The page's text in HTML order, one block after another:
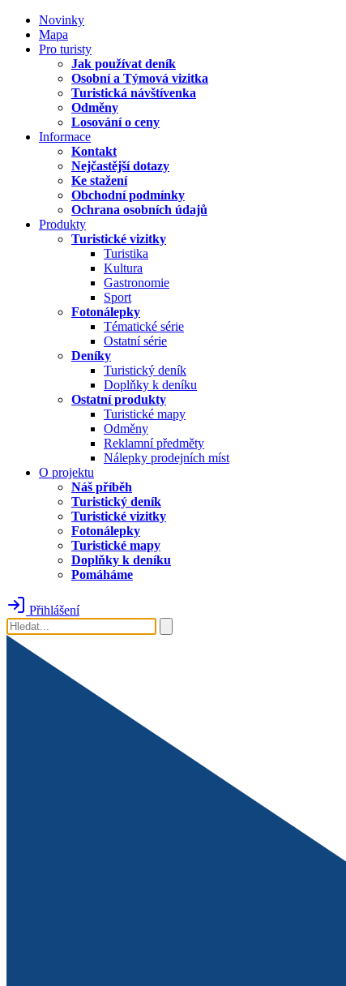
Novinky
Mapa
Pro turisty
Jak používat deník
Osobní a Týmová vizitka
Turistická návštívenka
Odměny
Losování o ceny
Informace
Kontakt
Nejčastější dotazy
Ke stažení
Obchodní podmínky
Ochrana osobních údajů
Produkty
Turistické vizitky
Turistika
Kultura
Gastronomie
Sport
Fotonálepky
Tématické série
Ostatní série
Deníky
Turistický deník
Doplňky k deníku
Ostatní produkty
Turistické mapy
Odměny
Reklamní předměty
Nálepky prodejních míst
O projektu
Náš příběh
Turistický deník
Turistické vizitky
Fotonálepky
Turistické mapy
Doplňky k deníku
Pomáháme
Přihlášení